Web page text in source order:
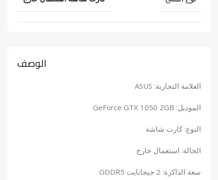
الوصف
العلامة التجارية: ASUS
الموديل: GeForce GTX 1050 2GB
النوع: كارت شاشة
الحالة: استعمال خارج
سعة الذاكرة: 2 جيجابايت GDDR5